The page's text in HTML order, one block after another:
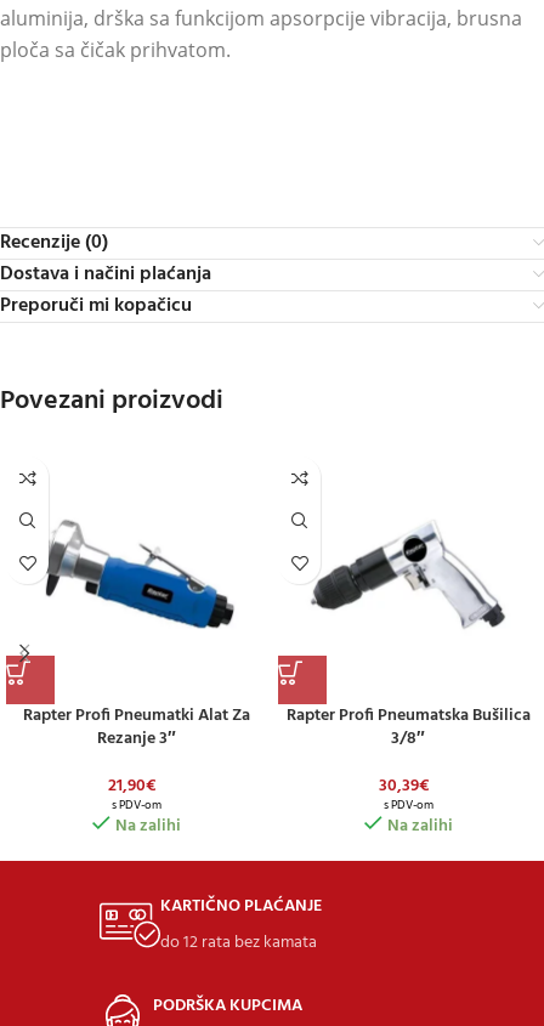
aluminija, drška sa funkcijom apsorpcije vibracija, brusna
ploča sa čičak prihvatom.
Recenzije (0)
Dostava i načini plaćanja
Preporuči mi kopačicu
Povezani proizvodi
Rapter Profi Pneumatki Alat Za
Rezanje 3″
21,90€
s PDV-om
Na zalihi
Rapter Profi Pneumatska Bušilica
3/8″
30,39€
s PDV-om
Na zalihi
KARTIČNO PLAĆANJE
do 12 rata bez kamata
PODRŠKA KUPCIMA